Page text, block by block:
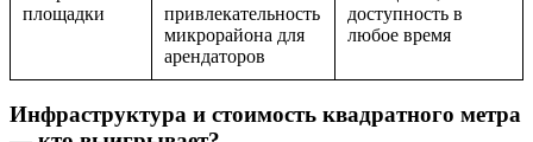
площадки
привлекательность
микрорайона для
арендаторов
доступность в
любое время
Инфраструктура и стоимость квадратного метра